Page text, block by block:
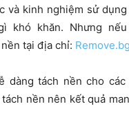
và kinh nghiệm sử
khó khăn. Nhưng
tại địa chỉ: Remove.bg
dàng tách nền cho các
nền nên kết quả